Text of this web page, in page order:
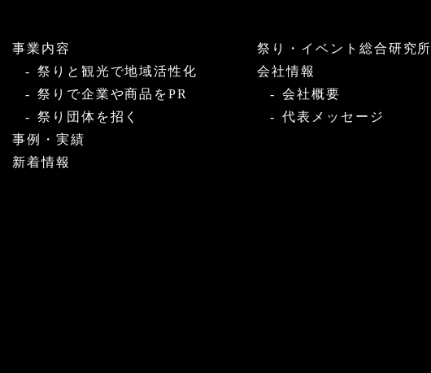
事業内容
祭りと観光で地域活性化
祭りで企業や商品をPR
祭り団体を招く
事例・実績
新着情報
祭り・イベント総合研究所
会社情報
会社概要
代表メッセージ